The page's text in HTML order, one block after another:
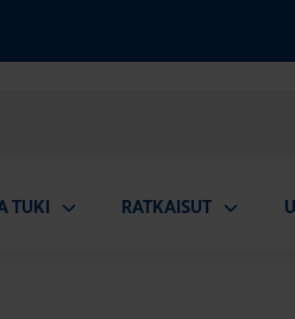
TUKI RATKAISUT